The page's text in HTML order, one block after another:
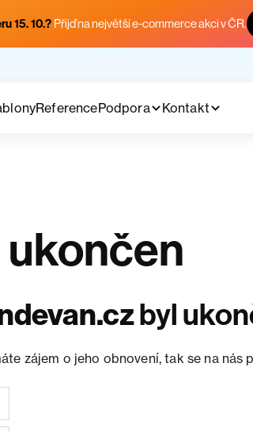
15. 10.? Přijď na největší e-commerce akci v ČR.
ReferencePodpora Kontakt
byl
zájem o jeho obnovení, tak se na nás